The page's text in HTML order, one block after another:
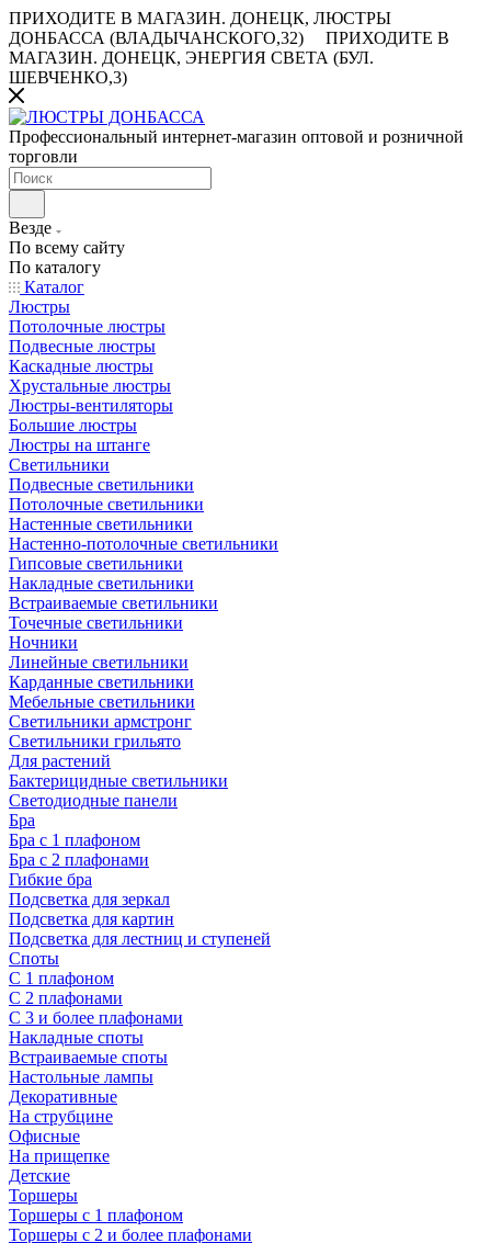
ПРИХОДИТЕ В МАГАЗИН. ДОНЕЦК, ЛЮСТРЫ
ДОНБАССА (ВЛАДЫЧАНСКОГО,32)
ПРИХОДИТЕ В
МАГАЗИН. ДОНЕЦК, ЭНЕРГИЯ СВЕТА (БУЛ.
ШЕВЧЕНКО,3)
Профессиональный интернет-магазин оптовой и розничной
торговли
Везде
По всему сайту
По каталогу
Каталог
Люстры
Потолочные люстры
Подвесные люстры
Каскадные люстры
Хрустальные люстры
Люстры-вентиляторы
Большие люстры
Люстры на штанге
Светильники
Подвесные светильники
Потолочные светильники
Настенные светильники
Настенно-потолочные светильники
Гипсовые светильники
Накладные светильники
Встраиваемые светильники
Точечные светильники
Ночники
Линейные светильники
Карданные светильники
Мебельные светильники
Светильники армстронг
Светильники грильято
Для растений
Бактерицидные светильники
Светодиодные панели
Бра
Бра с 1 плафоном
Бра с 2 плафонами
Гибкие бра
Подсветка для зеркал
Подсветка для картин
Подсветка для лестниц и ступеней
Споты
С 1 плафоном
С 2 плафонами
С 3 и более плафонами
Накладные споты
Встраиваемые споты
Настольные лампы
Декоративные
На струбцине
Офисные
На прищепке
Детские
Торшеры
Торшеры с 1 плафоном
Торшеры с 2 и более плафонами